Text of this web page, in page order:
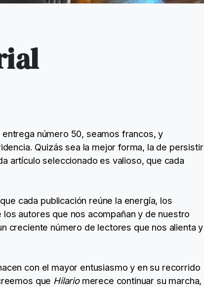
número 50, seamos francos, y
Quizás sea la mejor forma, la de persistir
artículo seleccionado es valioso, que cada
cada publicación reúne la energía, los
autores que nos acompañan y de nuestro
creciente número de lectores que nos alienta y
con el mayor entusiasmo y en su recorrido
que Hilariomerece continuar su marcha,